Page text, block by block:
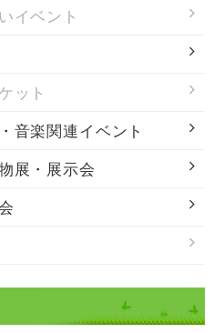
イベント
ット
音楽関連イベント
展・展示会